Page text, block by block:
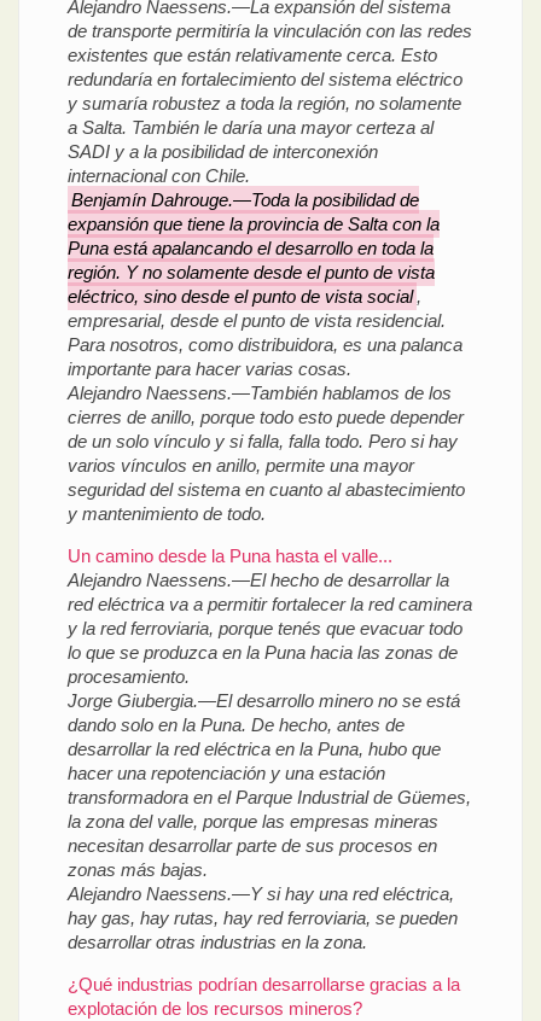
Alejandro Naessens.—La expansión del sistema
de transporte permitiría la vinculación con las redes
existentes que están relativamente cerca. Esto
redundaría en fortalecimiento del sistema eléctrico
y sumaría robustez a toda la región, no solamente
a Salta. También le daría una mayor certeza al
SADI y a la posibilidad de interconexión
internacional con Chile.
Benjamín Dahrouge.—Toda la posibilidad de
expansión que tiene la provincia de Salta con la
Puna está apalancando el desarrollo en toda la
región. Y no solamente desde el punto de vista
eléctrico, sino desde el punto de vista social ,
empresarial, desde el punto de vista residencial.
Para nosotros, como distribuidora, es una palanca
importante para hacer varias cosas.
Alejandro Naessens.—También hablamos de los
cierres de anillo, porque todo esto puede depender
de un solo vínculo y si falla, falla todo. Pero si hay
varios vínculos en anillo, permite una mayor
seguridad del sistema en cuanto al abastecimiento
y mantenimiento de todo.
Un camino desde la Puna hasta el valle...
Alejandro Naessens.—El hecho de desarrollar la
red eléctrica va a permitir fortalecer la red caminera
y la red ferroviaria, porque tenés que evacuar todo
lo que se produzca en la Puna hacia las zonas de
procesamiento.
Jorge Giubergia.—El desarrollo minero no se está
dando solo en la Puna. De hecho, antes de
desarrollar la red eléctrica en la Puna, hubo que
hacer una repotenciación y una estación
transformadora en el Parque Industrial de Güemes,
la zona del valle, porque las empresas mineras
necesitan desarrollar parte de sus procesos en
zonas más bajas.
Alejandro Naessens.—Y si hay una red eléctrica,
hay gas, hay rutas, hay red ferroviaria, se pueden
desarrollar otras industrias en la zona.
¿Qué industrias podrían desarrollarse gracias a la
explotación de los recursos mineros?